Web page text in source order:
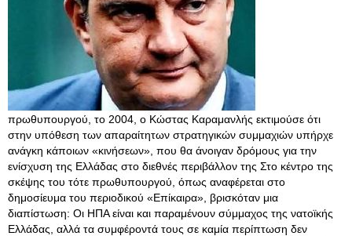
πρωθυπουργού, το 2004, ο Κώστας Καραμανλής εκτιμούσε ότι
στην υπόθεση των απαραίτητων στρατηγικών συμμαχιών υπήρχε
ανάγκη κάποιων «κινήσεων», που θα άνοιγαν δρόμους για την
ενίσχυση της Ελλάδας στο διεθνές περιβάλλον της Στο κέντρο της
σκέψης του τότε πρωθυπουργού, όπως αναφέρεται στο
δημοσίευμα του περιοδικού «Επίκαιρα», βρισκόταν μια
διαπίστωση: Οι ΗΠΑ είναι και παραμένουν σύμμαχος της νατοϊκής
Ελλάδας, αλλά τα συμφέροντά τους σε καμία περίπτωση δεν